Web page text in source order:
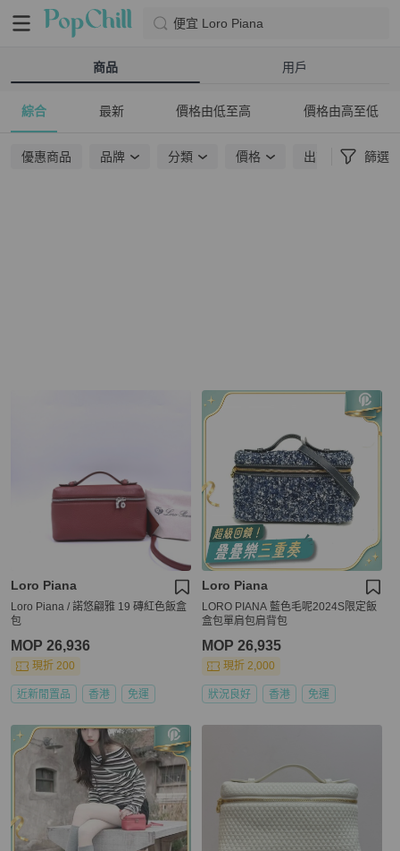
便宜 Loro Piana
商品 用戶
綜合 最新 價格由低至高 價格由高至低
優惠商品 品牌 分類 價格 出貨地點 篩選
Loro Piana
Loro Piana / 諾悠翩雅 19 磚紅色飯盒
包
MOP 26,936
現折 200
近新閒置品 香港 免運
Loro Piana
LORO PIANA 藍色毛呢2024S限定飯
盒包單肩包肩背包
MOP 26,935
現折 2,000
狀況良好 香港 免運